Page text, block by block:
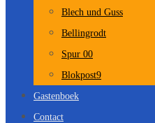
Blech und Guss
Bellingrodt
Spur 00
Blokpost9
Gastenboek
Contact